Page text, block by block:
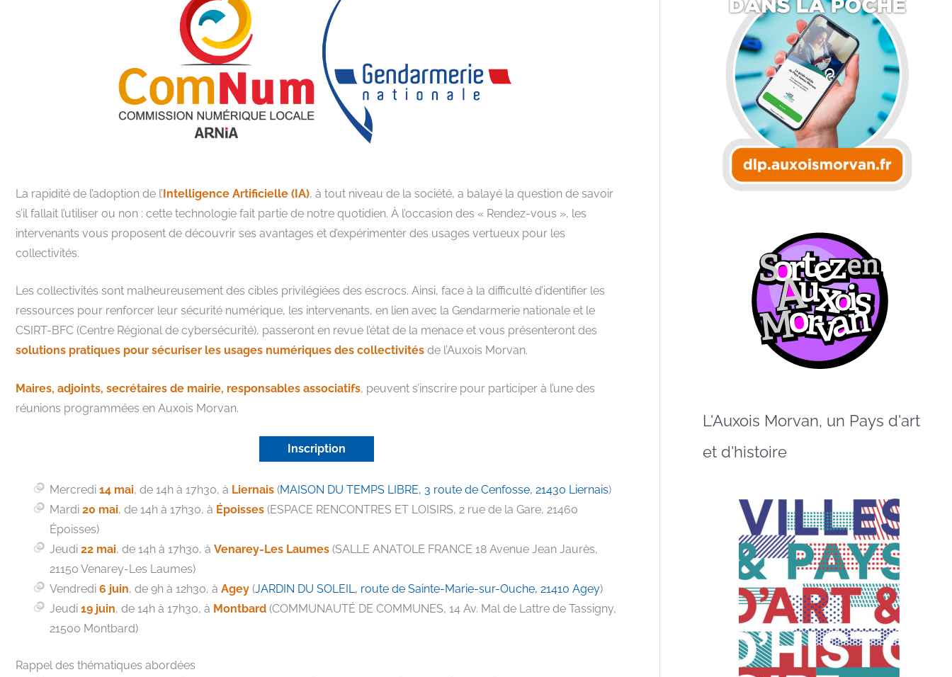
La rapidité de l’adoption de l’Intelligence Artificielle (IA), à tout niveau de la société, a balayé la question de savoir
s’il fallait l’utiliser ou non : cette technologie fait partie de notre quotidien. À l’occasion des « Rendez-vous », les
intervenants vous proposent de découvrir ses avantages et d’expérimenter des usages vertueux pour les
collectivités.
Les collectivités sont malheureusement des cibles privilégiées des escrocs. Ainsi, face à la difficulté d’identifier les
ressources pour renforcer leur sécurité numérique, les intervenants, en lien avec la Gendarmerie nationale et le
CSIRT-BFC (Centre Régional de cybersécurité), passeront en revue l’état de la menace et vous présenteront des
solutions pratiques pour sécuriser les usages numériques des collectivités de l’Auxois Morvan.
Maires, adjoints, secrétaires de mairie, responsables associatifs, peuvent s’inscrire pour participer à l’une des
réunions programmées en Auxois Morvan.
Inscription
Mercredi 14 mai, de 14h à 17h30, à Liernais (MAISON DU TEMPS LIBRE, 3 route de Cenfosse, 21430 Liernais)
Mardi 20 mai, de 14h à 17h30, à Époisses (ESPACE RENCONTRES ET LOISIRS, 2 rue de la Gare, 21460
Époisses)
Jeudi 22 mai, de 14h à 17h30, à Venarey-Les Laumes (SALLE ANATOLE FRANCE 18 Avenue Jean Jaurès,
21150 Venarey-Les Laumes)
Vendredi 6 juin, de 9h à 12h30, à Agey (JARDIN DU SOLEIL, route de Sainte-Marie-sur-Ouche, 21410 Agey)
Jeudi 19 juin, de 14h à 17h30, à Montbard (COMMUNAUTÉ DE COMMUNES, 14 Av. Mal de Lattre de Tassigny,
21500 Montbard)
Rappel des thématiques abordées
L'Auxois Morvan, un Pays d'art
et d'histoire